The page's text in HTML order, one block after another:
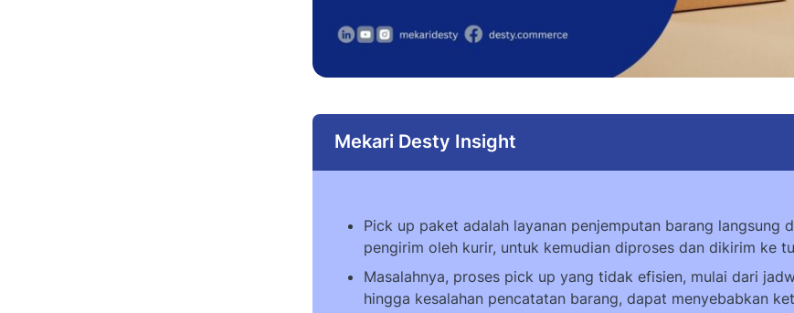
Mekari Desty Insight
Pick up paket adalah layanan penjemputan barang langsung
pengirim oleh kurir, untuk kemudian diproses dan dikirim ke
Masalahnya, proses pick up yang tidak efisien, mulai dari
hingga kesalahan pencatatan barang, dapat menyebabkan